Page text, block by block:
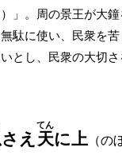
」。周の景王が大鐘
駄に使い、民衆を
とし、民衆の大切さ
さえ 天
てん
に上 （の